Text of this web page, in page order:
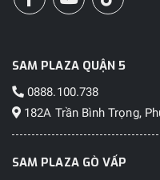
SAM PLAZA QUẬN 5
0888.100.738
182A Trần Bình Trọng,
SAM PLAZA GÒ VẤP